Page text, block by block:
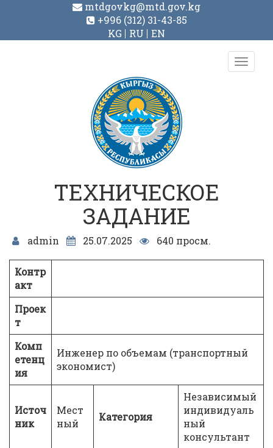
mtdgovkg@mtd.gov.kg
+996 (312) 31-43-85
KG
RU EN
Toggle
ТЕХНИЧЕСКОЕ
ЗАДАНИЕ
admin 25.07.2025 640 просм.
Контр
акт
Проек
т
Комп
етенц
ия
Инженер по объемам (транспортный
экономист)
Источ
ник
Мест
ный
Категория
Независимый
индивидуаль
ный
консультант